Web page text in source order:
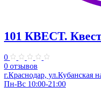
101 КВЕСТ.
0
0 отзывов
​г.Краснодар, ул.Кубанская
Пн-Вс 10:00-21:00